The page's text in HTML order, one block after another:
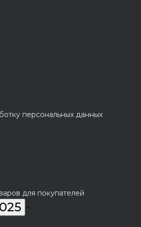
персональных данных
для покупателей